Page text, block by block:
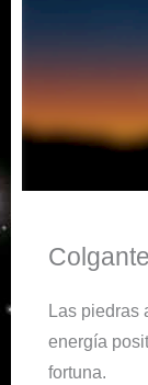
Las piedras
energía
fortuna.